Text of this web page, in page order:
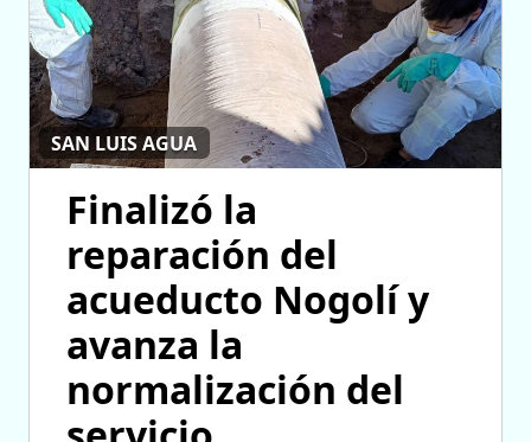
SAN LUIS AGUA
Finalizó la
reparación del
acueducto Nogolí y
avanza la
normalización del